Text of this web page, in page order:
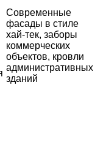
Современные
фасады в стиле
хай-тек, заборы
коммерческих
объектов, кровли
административных
зданий